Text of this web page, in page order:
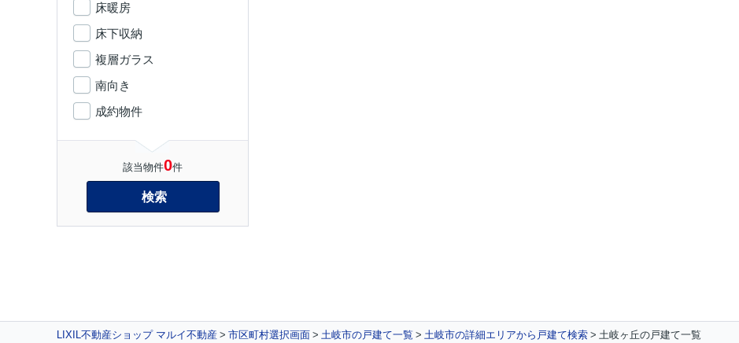
床暖房
床下収納
複層ガラス
南向き
成約物件
該当物件0件
検索
LIXIL不動産ショップ マルイ不動産 市区町村選択画面 土岐市の戸建て一覧 土岐市の詳細エリアから戸建て検索 土岐ヶ丘の戸建て一覧